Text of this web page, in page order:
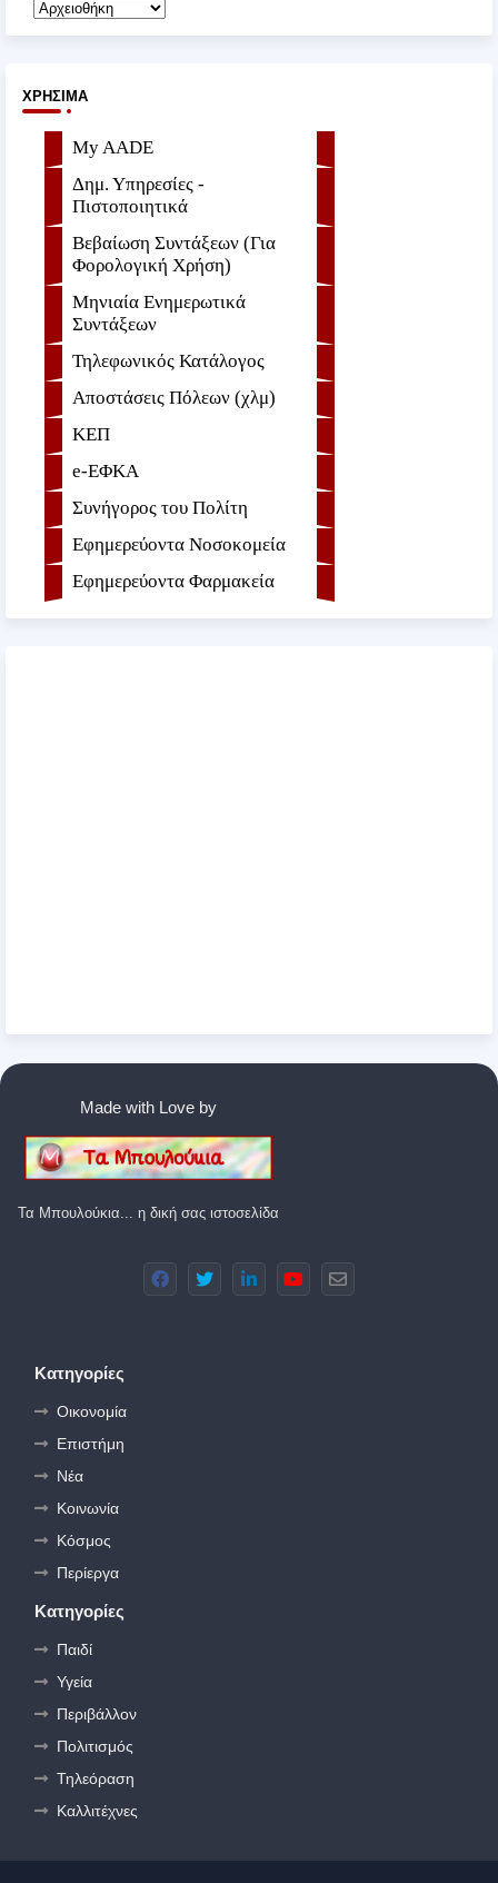
ΧΡΉΣΙΜΑ
My AADE
Δημ. Υπηρεσίες -
Πιστοποιητικά
Βεβαίωση Συντάξεων (Για
Φορολογική Χρήση)
Μηνιαία Ενημερωτικά
Συντάξεων
Τηλεφωνικός Κατάλογος
Αποστάσεις Πόλεων (χλμ)
ΚΕΠ
e-ΕΦKA
Συνήγορος του Πολίτη
Εφημερεύοντα Νοσοκομεία
Εφημερεύοντα Φαρμακεία
Made with Love by
Τα Μπουλούκια... η δική σας ιστοσελίδα
Κατηγορίες
Οικονομία
Επιστήμη
Νέα
Κοινωνία
Κόσμος
Περίεργα
Κατηγορίες
Παιδί
Υγεία
Περιβάλλον
Πολιτισμός
Τηλεόραση
Καλλιτέχνες